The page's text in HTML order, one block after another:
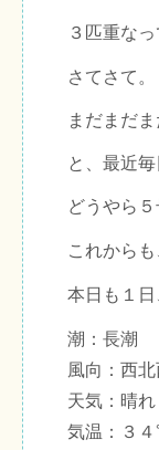
３匹重な
さてさて。
まだまだ
と、最近
どうやら
これから
本日も１日
潮：長潮
風向：西
天気：晴れ
気温：３